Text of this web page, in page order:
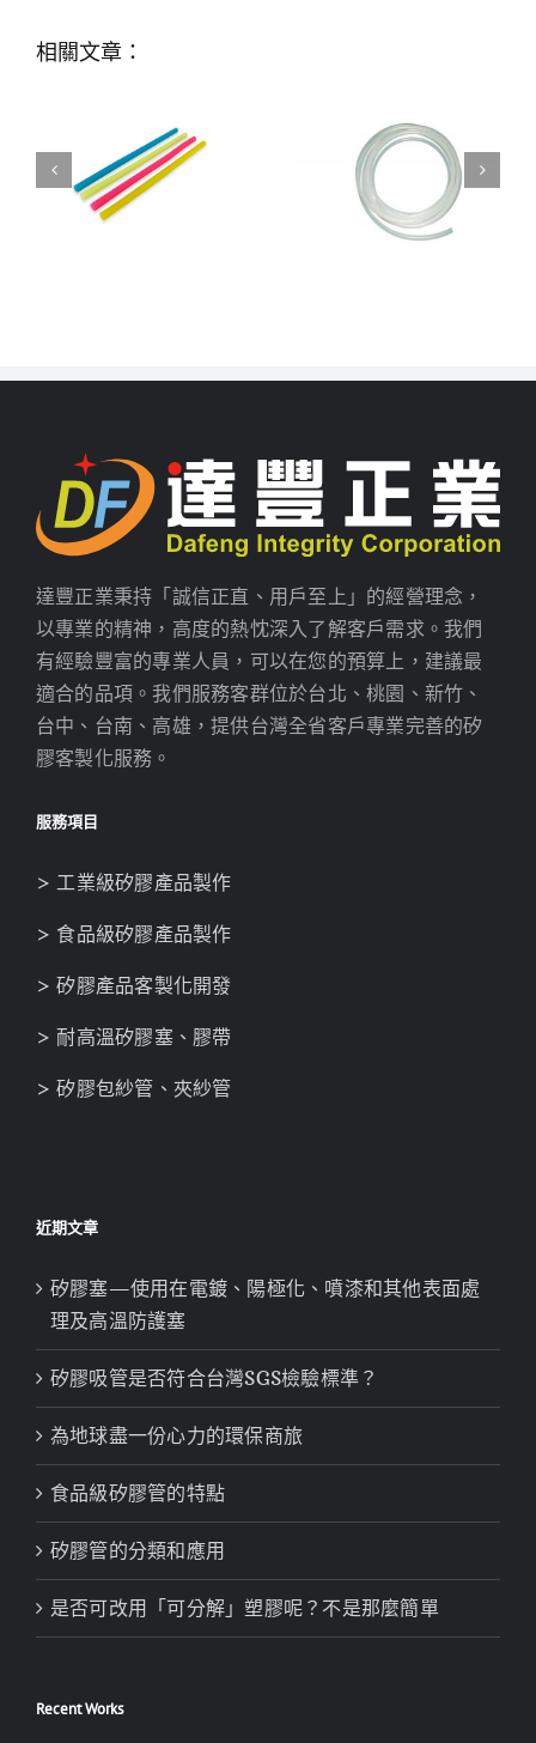
相關文章：
達豐正業秉持「誠信正直、用戶至上」的經營理念，
以專業的精神，高度的熱忱深入了解客戶需求。我們
有經驗豐富的專業人員，可以在您的預算上，建議最
適合的品項。我們服務客群位於台北、桃園、新竹、
台中、台南、高雄，提供台灣全省客戶專業完善的矽
膠客製化服務。
服務項目
> 工業級矽膠產品製作
> 食品級矽膠產品製作
> 矽膠產品客製化開發
> 耐高溫矽膠塞、膠帶
> 矽膠包紗管、夾紗管
近期文章
矽膠塞—使用在電鍍、陽極化、噴漆和其他表面處
理及高溫防護塞
矽膠吸管是否符合台灣SGS檢驗標準？
為地球盡一份心力的環保商旅
食品級矽膠管的特點
矽膠管的分類和應用
是否可改用「可分解」塑膠呢？不是那麼簡單
Recent Works